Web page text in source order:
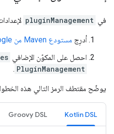
في pluginManagement
أدرِج مستودع Maven من Google
احصل على المكوّن الإضافي
PluginManagement
.
يوضّح مقتطف الرمز التالي هذه
Kotlin DSL
Groovy DSL